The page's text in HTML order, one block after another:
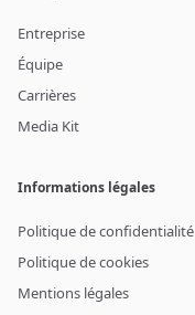
Entreprise
Équipe
Carrières
Media Kit
Informations légales
Politique de confidentialité
Politique de cookies
Mentions légales